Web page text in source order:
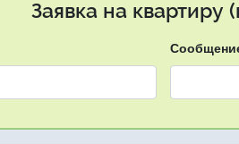
Заявка на квартиру